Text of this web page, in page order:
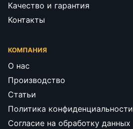
Качество и гарантия
Контакты
КОМПАНИЯ
О нас
Производство
Статьи
Политика конфиденциальности
Согласие на обработку данных